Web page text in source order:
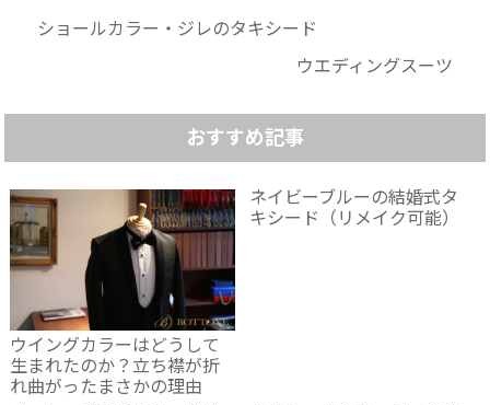
ショールカラー・ジレのタキシード
ウエディングスーツ
おすすめ記事
ウイングカラーはどうして
生まれたのか？立ち襟が折
れ曲がったまさかの理由
ネイビーブルーの結婚式タ
キシード（リメイク可能）